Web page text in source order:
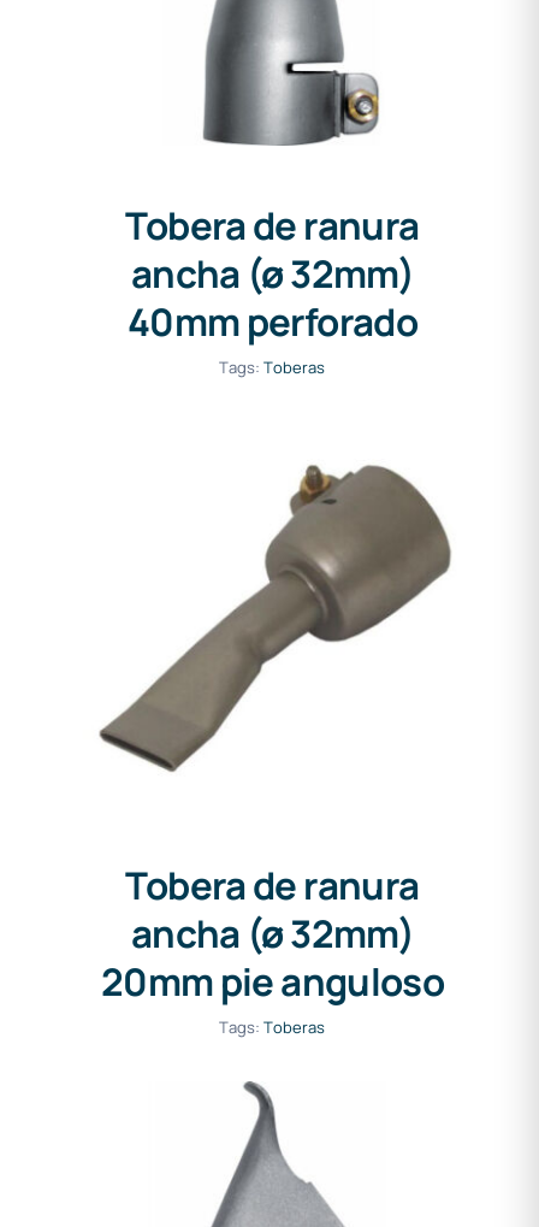
Tobera de ranura
ancha (ø 32mm)
40mm perforado
Tags:Toberas
Tobera de ranura ancha (ø
32mm) 20mm pie anguloso
Tobera de ranura
ancha (ø 32mm)
20mm pie anguloso
Tags:Toberas